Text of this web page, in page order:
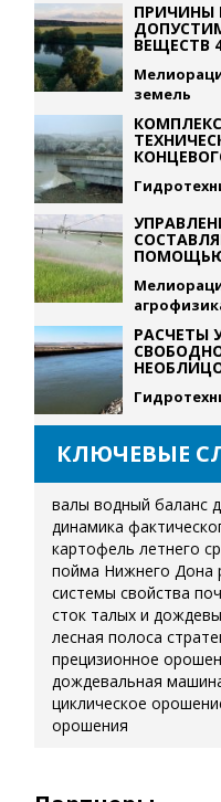
ПРИЧИНЫ
ВЕЩЕСТВ
земель
РАСЧЕТЫ
КЛЮЧЕВЫЕ
валы водный баланс
динамика
картофель летнего
пойма Нижнего Дона
системы свойства
сток талых и
лесная полоса
прецизионное
дождевальная
циклическое
орошения